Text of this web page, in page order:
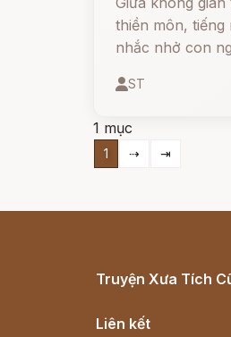
thiền môn, tiếng
nhắc nhở con
con cá ấy là cả
ST
1 mục
1 ⇢ ⇥
Truyện Xưa Tích
Liên kết